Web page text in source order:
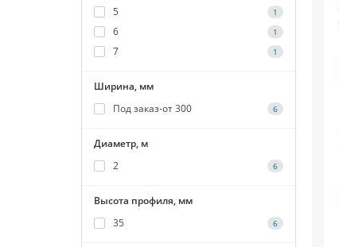
5 1
6 1
7 1
Ширина, мм
Под заказ-от 300
6
Диаметр, м
2
6
Высота профиля, мм
35
6